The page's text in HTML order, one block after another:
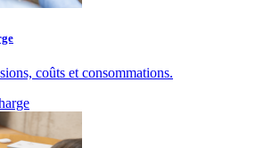
coûts et consommations.